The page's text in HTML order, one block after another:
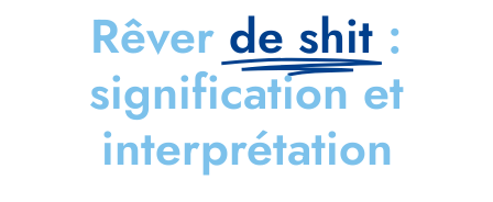
Rêver de shit :
signification et
interprétation